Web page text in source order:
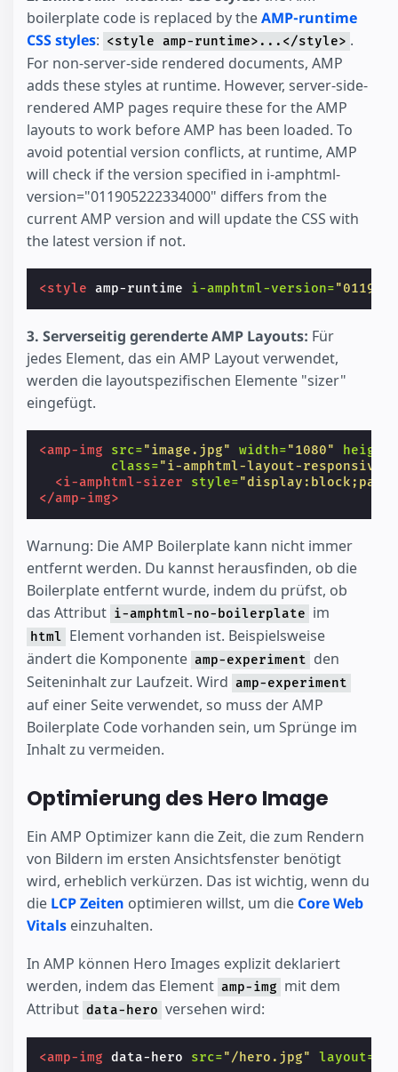
boilerplate code is replaced by theAMP-runtime
CSS styles: <style amp-runtime>...</style> .
For non-server-side rendered documents, AMP
adds these styles at runtime. However, server-side-
rendered AMP pages require these for the AMP
layouts to work before AMP has been loaded. To
avoid potential version conflicts, at runtime, AMP
will check if the version specified in i-amphtml-
version="011905222334000" differs from the
current AMP version and will update the CSS with
the latest version if not.
<style amp-runtime i-amphtml-version=
3. Serverseitig gerenderte AMP Layouts: Für
jedes Element, das ein AMP Layout verwendet,
werden die layoutspezifischen Elemente "sizer"
eingefügt.
<amp-img src="image.jpg" width="1080"
class="i-amphtml-layout-responsive
<i-amphtml-sizer
style=
</amp-img>
Warnung: Die AMP Boilerplate kann nicht immer
entfernt werden. Du kannst herausfinden, ob die
Boilerplate entfernt wurde, indem du prüfst, ob
das Attribut i-amphtml-no-boilerplate im
html Element vorhanden ist. Beispielsweise
ändert die Komponente amp-experiment den
Seiteninhalt zur Laufzeit. Wird amp-experiment
auf einer Seite verwendet, so muss der AMP
Boilerplate Code vorhanden sein, um Sprünge im
Inhalt zu vermeiden.
Optimierung des Hero Image
Ein AMP Optimizer kann die Zeit, die zum Rendern
von Bildern im ersten Ansichtsfenster benötigt
wird, erheblich verkürzen. Das ist wichtig, wenn du
die LCP Zeiten optimieren willst, um die Core Web
Vitals einzuhalten.
In AMP können Hero Images explizit deklariert
werden, indem das Element amp-img mit dem
Attribut data-hero versehen wird:
<amp-img data-hero src="/hero.jpg" layout=